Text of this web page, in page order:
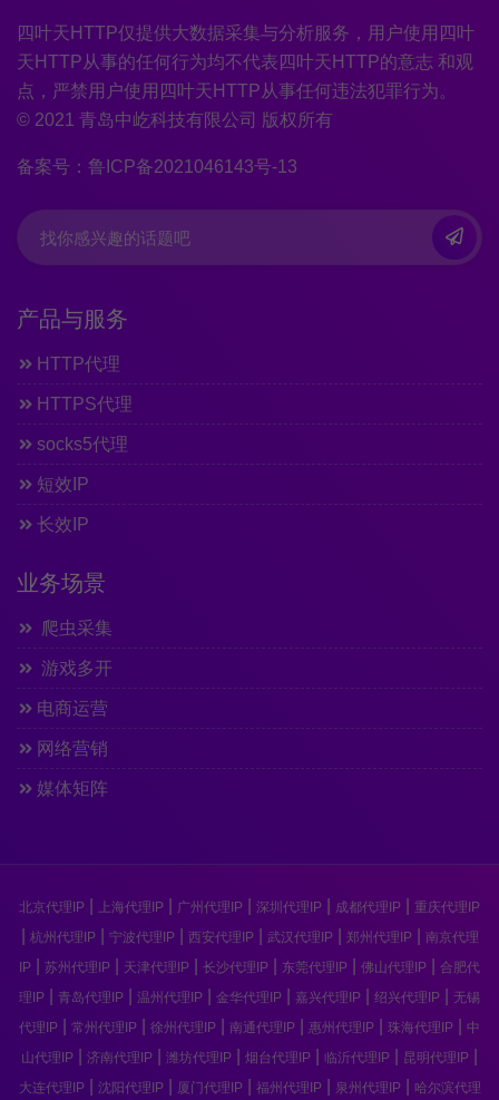
四叶天HTTP仅提供大数据采集与分析服务，用户使用四叶
天HTTP从事的任何行为均不代表四叶天HTTP的意志 和观
点，严禁用户使用四叶天HTTP从事任何违法犯罪行为。
© 2021 青岛中屹科技有限公司 版权所有
备案号：鲁ICP备2021046143号-13
产品与服务
HTTP代理
HTTPS代理
socks5代理
短效IP
长效IP
业务场景
爬虫采集
游戏多开
电商运营
网络营销
媒体矩阵
北京代理IP 上海代理IP 广州代理IP 深圳代理IP 成都代理IP 重庆代理IP
杭州代理IP| 宁波代理IP| 西安代理IP| 武汉代理IP| 郑州代理IP|
南京代理
IP
苏州代理IP 天津代理IP 长沙代理IP 东莞代理IP 佛山代理IP
合肥代
理IP
青岛代理IP 温州代理IP 金华代理IP 嘉兴代理IP 绍兴代理IP
无锡
代理IP
常州代理IP 徐州代理IP 南通代理IP 惠州代理IP 珠海代理IP
中
山代理IP
济南代理IP 潍坊代理IP 烟台代理IP 临沂代理IP 昆明代理IP
大连代理IP| 沈阳代理IP| 厦门代理IP| 福州代理IP| 泉州代理IP| 哈尔滨代理